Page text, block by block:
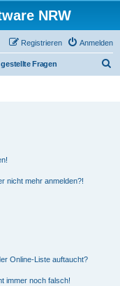
NRW
Anmelden
Registrieren
Fragen
nicht mehr anmelden?!
Online-Liste auftaucht?
immer noch falsch!